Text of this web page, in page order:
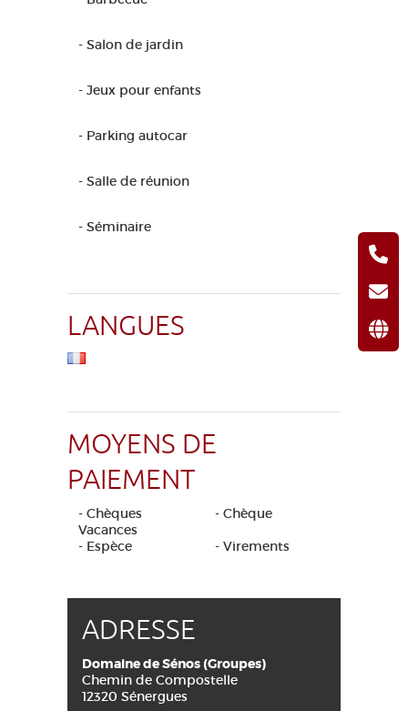
- Salon de jardin
- Jeux pour enfants
- Parking autocar
- Salle de réunion
- Séminaire
LANGUES
MOYENS DE
PAIEMENT
- Chèques
Vacances
- Chèque
- Espèce
- Virements
ADRESSE
Domaine de Sénos (Groupes)
Chemin de Compostelle
12320 Sénergues